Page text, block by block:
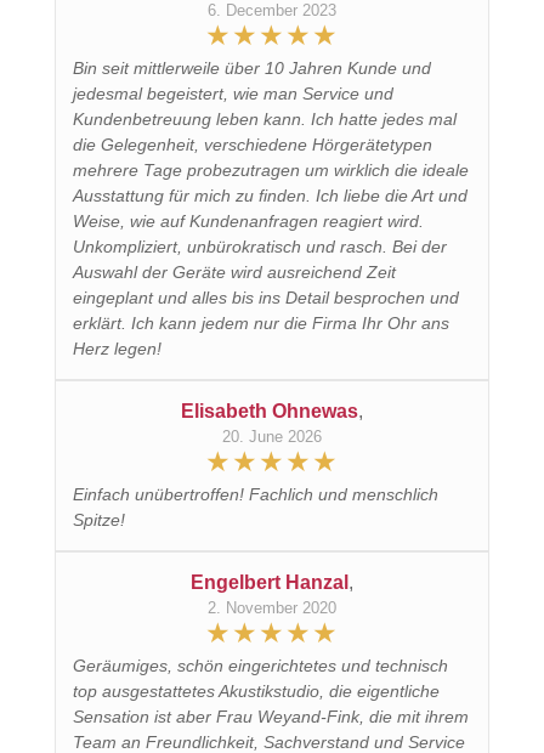
6. December 2023
Bin seit mittlerweile über 10 Jahren Kunde und
jedesmal begeistert, wie man Service und
Kundenbetreuung leben kann. Ich hatte jedes mal
die Gelegenheit, verschiedene Hörgerätetypen
mehrere Tage probezutragen um wirklich die ideale
Ausstattung für mich zu finden. Ich liebe die Art und
Weise, wie auf Kundenanfragen reagiert wird.
Unkompliziert, unbürokratisch und rasch. Bei der
Auswahl der Geräte wird ausreichend Zeit
eingeplant und alles bis ins Detail besprochen und
erklärt. Ich kann jedem nur die Firma Ihr Ohr ans
Herz legen!
Elisabeth Ohnewas,
20. June 2026
Einfach unübertroffen! Fachlich und menschlich
Spitze!
Engelbert Hanzal,
2. November 2020
Geräumiges, schön eingerichtetes und technisch
top ausgestattetes Akustikstudio, die eigentliche
Sensation ist aber Frau Weyand-Fink, die mit ihrem
Team an Freundlichkeit, Sachverstand und Service